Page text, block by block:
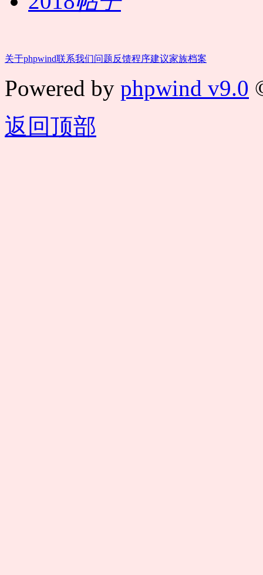
关于phpwind联系我们问题反馈程序建议家族档案
Powered by phpwind v9.0
返回顶部